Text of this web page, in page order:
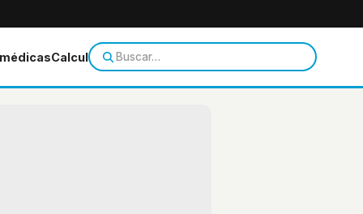
CalculadorasTemas de salud